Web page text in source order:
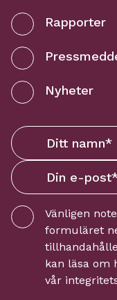
Rapporter
Nyheter
Vänligen
formuläret
kan läsa om
vår